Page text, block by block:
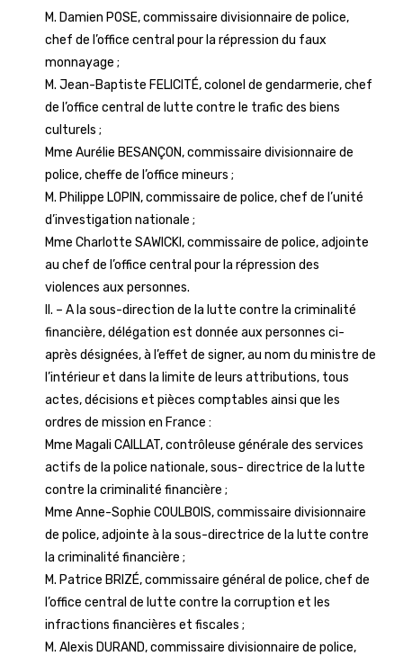
M. Damien POSE, commissaire divisionnaire de police,
chef de l’office central pour la répression du faux
monnayage ;
M. Jean-Baptiste FELICITÉ, colonel de gendarmerie, chef
de l’office central de lutte contre le trafic des biens
culturels ;
Mme Aurélie BESANÇON, commissaire divisionnaire de
police, cheffe de l’office mineurs ;
M. Philippe LOPIN, commissaire de police, chef de l’unité
d’investigation nationale ;
Mme Charlotte SAWICKI, commissaire de police, adjointe
au chef de l’office central pour la répression des
violences aux personnes.
II. – A la sous-direction de la lutte contre la criminalité
financière, délégation est donnée aux personnes ci-
après désignées, à l’effet de signer, au nom du ministre de
l’intérieur et dans la limite de leurs attributions, tous
actes, décisions et pièces comptables ainsi que les
ordres de mission en France :
Mme Magali CAILLAT, contrôleuse générale des services
actifs de la police nationale, sous- directrice de la lutte
contre la criminalité financière ;
Mme Anne-Sophie COULBOIS, commissaire divisionnaire
de police, adjointe à la sous-directrice de la lutte contre
la criminalité financière ;
M. Patrice BRIZÉ, commissaire général de police, chef de
l’office central de lutte contre la corruption et les
infractions financières et fiscales ;
M. Alexis DURAND, commissaire divisionnaire de police,